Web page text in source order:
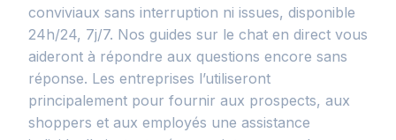
conviviaux sans interruption ni issues, disponible
24h/24, 7j/7. Nos guides sur le chat en direct vous
aideront à répondre aux questions encore sans
réponse. Les entreprises l’utiliseront
principalement pour fournir aux prospects, aux
shoppers et aux employés une assistance